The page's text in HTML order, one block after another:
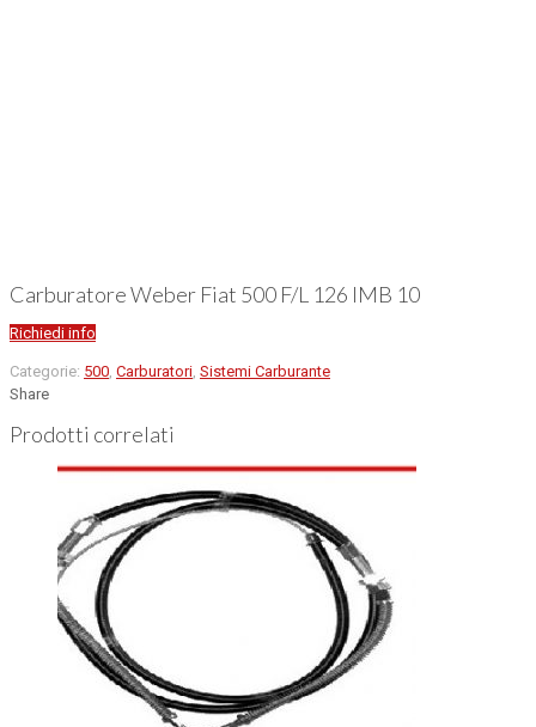
Carburatore Weber Fiat 500 F/L 126 IMB 10
Richiedi info
Categorie: 500 Carburatori Sistemi Carburante
Share
Prodotti correlati